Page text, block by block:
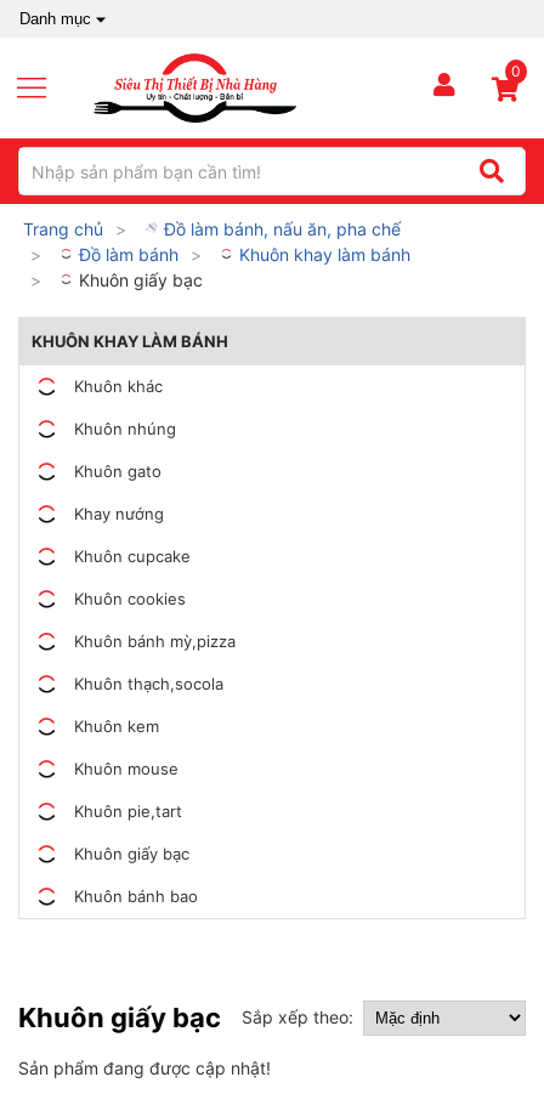
Danh mục
0
Trang chủ
Đồ làm bánh, nấu ăn, pha chế
Đồ làm bánh
Khuôn khay làm bánh
Khuôn giấy bạc
KHUÔN KHAY LÀM BÁNH
Khuôn khác
Khuôn nhúng
Khuôn gato
Khay nướng
Khuôn cupcake
Khuôn cookies
Khuôn bánh mỳ,pizza
Khuôn thạch,socola
Khuôn kem
Khuôn mouse
Khuôn pie,tart
Khuôn giấy bạc
Khuôn bánh bao
Khuôn giấy bạc Sắp xếp theo:
Sản phẩm đang được cập nhật!